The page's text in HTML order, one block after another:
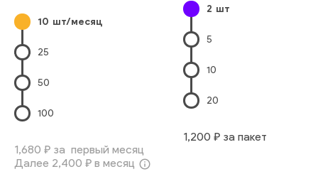
внутри этаж
корпоративный бизнес
современный
архитектура
помещение
окно
торговый центр
вход
футуристический
деятельность
экспозиция
метро силуэт зеркало
тень коридор пассажирский
футуристический выставка
10 шт/месяц
25
50
100
1,680 ₽ за первый месяц
Далее 2,400 ₽ в месяц info_outline
2 шт
5
10
20
1,200 ₽ за пакет